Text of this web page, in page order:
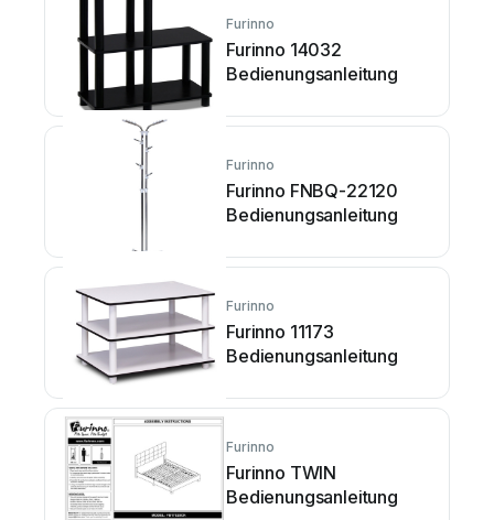
Furinno
Furinno 14032
Bedienungsanleitung
Furinno
Furinno FNBQ-22120
Bedienungsanleitung
Furinno
Furinno 11173
Bedienungsanleitung
Furinno
Furinno TWIN
Bedienungsanleitung